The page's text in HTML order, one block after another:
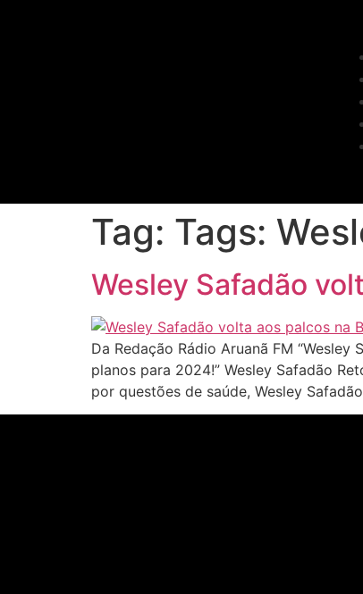
Tag: Tags:
Wesley Safadão
Da Redação Rádio Aruanã FM
planos para 2024!” Wesley Safadão
por questões de saúde, Wesley